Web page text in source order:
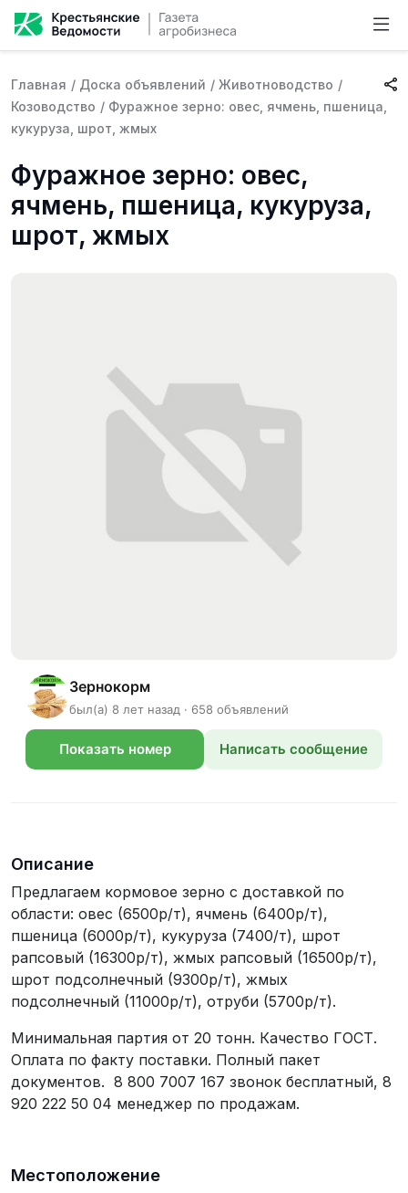
Главная / Доска объявлений / Животноводство /
Козоводство / Фуражное зерно: овес, ячмень, пшеница,
кукуруза, шрот, жмых
Фуражное зерно: овес,
ячмень, пшеница, кукуруза,
шрот, жмых
Зернокорм
был(а) 8 лет назад · 658 объявлений
Показать номер Написать сообщение
Описание
Предлагаем кормовое зерно с доставкой по
области: овес (6500р/т), ячмень (6400р/т),
пшеница (6000р/т), кукуруза (7400/т), шрот
рапсовый (16300р/т), жмых рапсовый (16500р/т),
шрот подсолнечный (9300р/т), жмых
подсолнечный (11000р/т), отруби (5700р/т).
Минимальная партия от 20 тонн. Качество ГОСТ.
Оплата по факту поставки. Полный пакет
документов. 8 800 7007 167 звонок бесплатный, 8
920 222 50 04 менеджер по продажам.
Местоположение